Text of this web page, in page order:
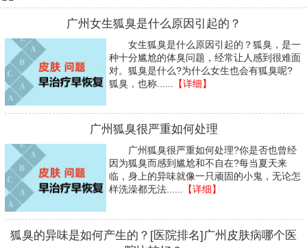
广州女生狐臭是什么原因引起的？
女生狐臭是什么原因引起的？狐臭，是一
种十分尴尬的体臭问题，经常让人感到很难面
对。狐臭是什么?为什么女生也会有狐臭呢?
狐臭，也称......
【详细】
广州狐臭很严重如何处理
广州狐臭很严重如何处理?你是否也曾经
因为狐臭而感到尴尬和不自在?每当夏天来
临，身上的异味就像一只顽固的小鬼，无论怎
样洗澡都无法......
【详细】
狐臭的异味是如何产生的？[医院排名]广州皮肤病哪个医